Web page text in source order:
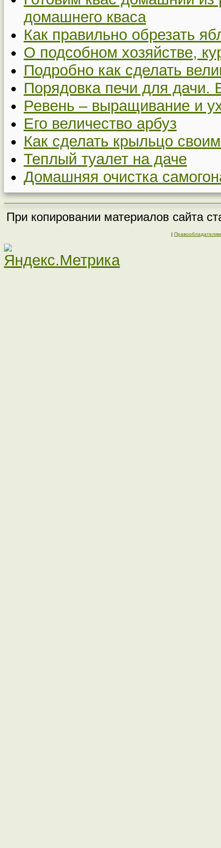
домашнего кваса
Как правильно обрезать
О подсобном хозяйстве,
Подробно как сделать
Порядовка печи для дачи.
Ревень – выращивание и
Его величество арбуз
Как сделать крыльцо
Теплый туалет на даче
Домашняя очистка
При копировании материалов сайта
| Правообладателям